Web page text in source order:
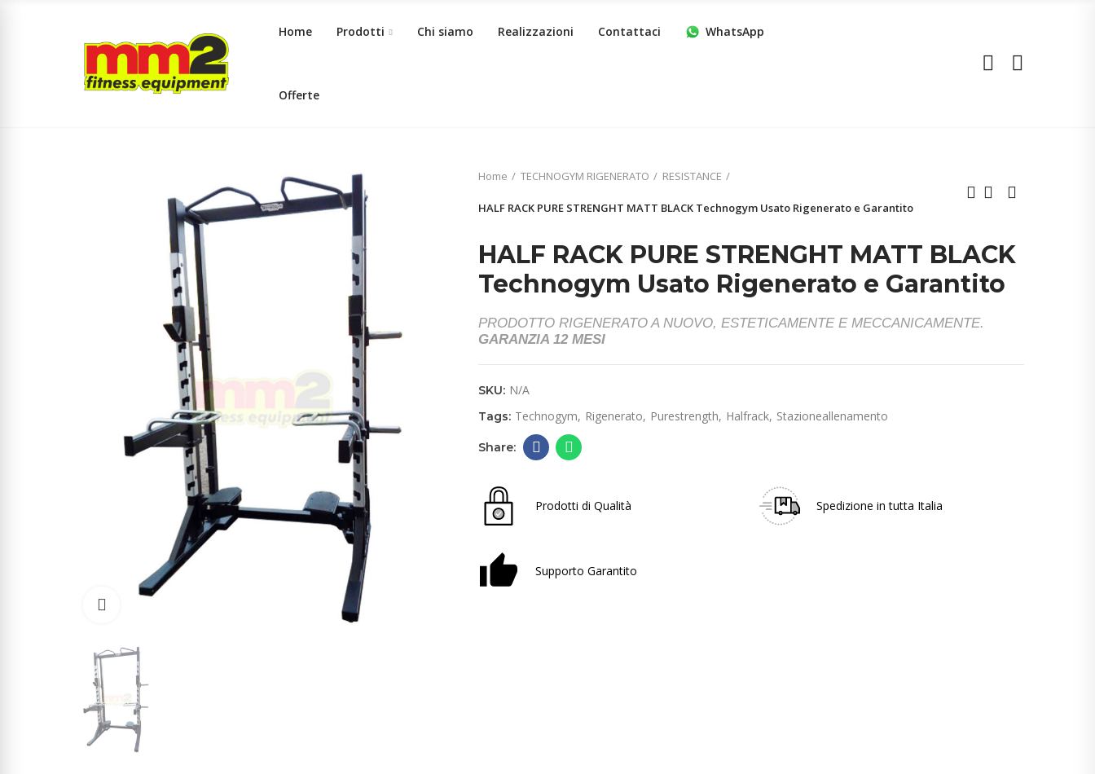
Home Prodotti Chi siamo Realizzazioni Contattaci WhatsApp
Offerte
Home TECHNOGYM RIGENERATO RESISTANCE
HALF RACK PURE STRENGHT MATT BLACK Technogym Usato Rigenerato e Garantito
HALF RACK PURE STRENGHT MATT BLACK
Technogym Usato Rigenerato e Garantito
PRODOTTO RIGENERATO A NUOVO, ESTETICAMENTE E MECCANICAMENTE.
GARANZIA 12 MESI
SKU: N/A
Tags: Technogym Rigenerato Purestrength Halfrack Stazioneallenamento
Prodotti di Qualità Spedizione in tutta Italia
Supporto Garantito